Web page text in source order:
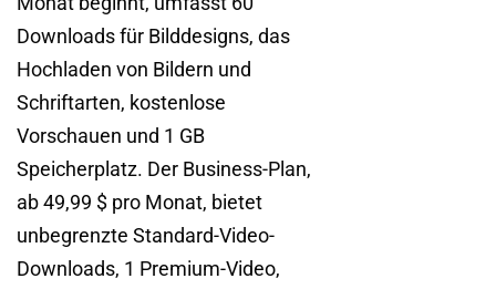
Downloads für Bilddesigns, das
Hochladen von Bildern und
Schriftarten, kostenlose
Vorschauen und 1 GB
Speicherplatz. Der Business-Plan,
ab 49,99 $ pro Monat, bietet
unbegrenzte Standard-Video-
Downloads, 1 Premium-Video,